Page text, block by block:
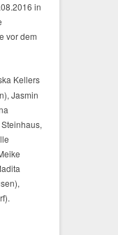
in
vor dem
Kellers
Jasmin